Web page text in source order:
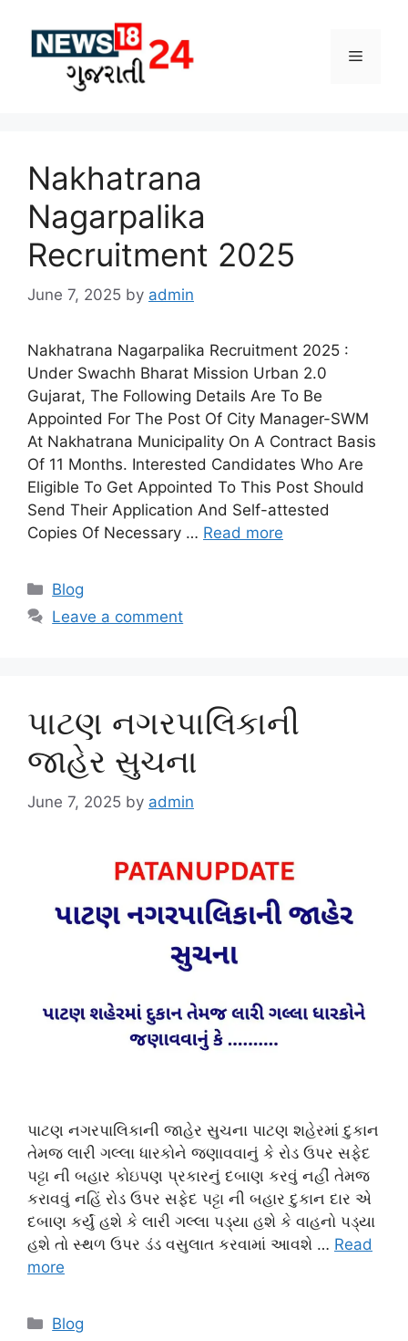
content
Menu
Nakhatrana
Nagarpalika
Recruitment 2025
June 7, 2025 by admin
Nakhatrana Nagarpalika Recruitment 2025 :
Under Swachh Bharat Mission Urban 2.0
Gujarat, The Following Details Are To Be
Appointed For The Post Of City Manager-SWM
At Nakhatrana Municipality On A Contract Basis
Of 11 Months. Interested Candidates Who Are
Eligible To Get Appointed To This Post Should
Send Their Application And Self-attested
Copies Of Necessary … Read more
Categories
Blog
Leave a comment
પાટણ નગરપાલિકાની
જાહેર સુચના
June 7, 2025 by admin
પાટણ નગરપાલિકાની જાહેર સુચના પાટણ શહેરમાં દુકાન
તેમજ લારી ગલ્લા ધારકોને જણાવવાનું કે રોડ ઉપર સફેદ
પટ્ટા ની બહાર કોઇપણ પ્રકારનું દબાણ કરવું નહીં તેમજ
કરાવવું નહિં રોડ ઉપર સફેદ પટ્ટા ની બહાર દુકાન દાર એ
દબાણ કર્યું હશે કે લારી ગલ્લા પડ્યા હશે કે વાહનો પડ્યા
હશે તો સ્થળ ઉપર ડંડ વસુલાત કરવામાં આવશે … Read
more
Categories
Blog